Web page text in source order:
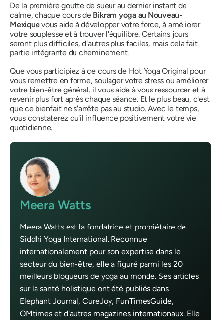
De la première goutte de sueur au dernier instant de
calme, chaque cours de Bikram yoga au Nouveau-
Mexiquevous aide à développer votre force, à améliorer
votre souplesse et à trouver l'équilibre. Certains jours
seront plus difficiles, d'autres plus faciles, mais cela fait
partie intégrante du cheminement.
Que vous participiez à ce cours de Hot Yoga Original pour
vous remettre en forme, soulager votre stress ou améliorer
votre bien-être général, il vous aide à vous ressourcer et à
revenir plus fort après chaque séance. Et le plus beau, c'est
que ce bienfait ne s'arrête pas au studio. Avec le temps,
vous constaterez qu'il influence positivement votre vie
quotidienne.
Meera Watts
Meera Watts est la fondatrice et propriétaire de
Siddhi Yoga International. Reconnue
internationalement pour son expertise dans le
secteur du bien-être, elle a figuré parmi les 20
meilleurs blogueurs de yoga au monde. Ses articles
sur la santé holistique ont été publiés dans
Elephant Journal, CureJoy, FunTimesGuide,
OMtimes et d'autres magazines internationaux. Elle